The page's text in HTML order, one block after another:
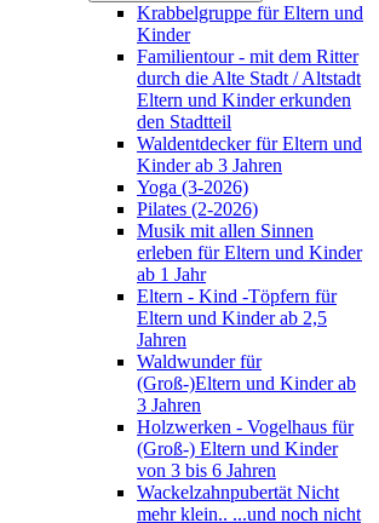
Krabbelgruppe für Eltern und
Kinder
Familientour - mit dem Ritter
durch die Alte Stadt / Altstadt
Eltern und Kinder erkunden
den Stadtteil
Waldentdecker für Eltern und
Kinder ab 3 Jahren
Yoga (3-2026)
Pilates (2-2026)
Musik mit allen Sinnen
erleben für Eltern und Kinder
ab 1 Jahr
Eltern - Kind -Töpfern für
Eltern und Kinder ab 2,5
Jahren
Waldwunder für
(Groß-)Eltern und Kinder ab
3 Jahren
Holzwerken - Vogelhaus für
(Groß-) Eltern und Kinder
von 3 bis 6 Jahren
Wackelzahnpubertät Nicht
mehr klein.. ...und noch nicht